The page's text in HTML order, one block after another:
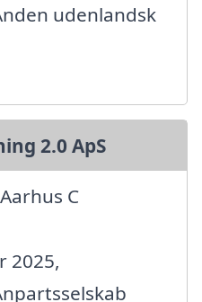
udenlandsk
2.0 ApS
C
2025,